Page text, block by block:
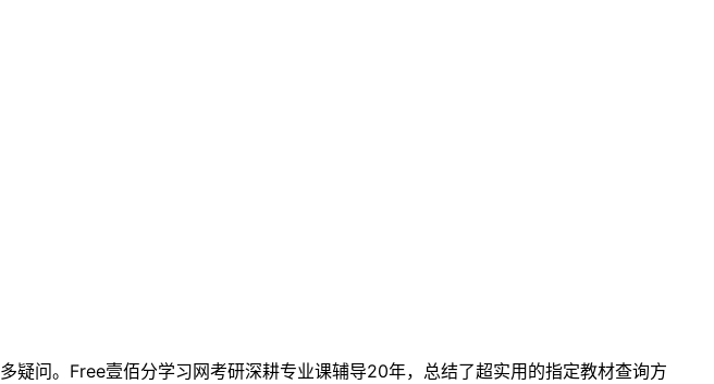
疑问。Free壹佰分学习网考研深耕专业课辅导20年，总结了超实用的指定教材查询方